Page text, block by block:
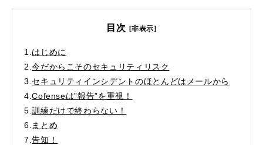
目次 [非表示]
1. はじめに
2.今だからこそのセキュリティリスク
3. セキュリティインシデントのほとんどはメールから
4.Cofenseは”報告”を重視！
5.訓練だけで終わらない！
6. まとめ
7.告知！